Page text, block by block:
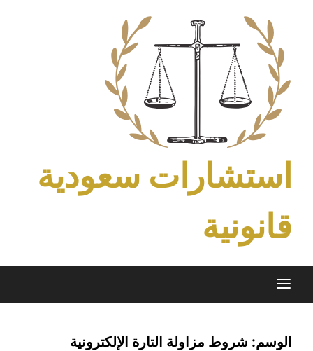
content
استشارات سعودية
قانونية
الوسم: شروط مزاولة التارة الإلكترونية